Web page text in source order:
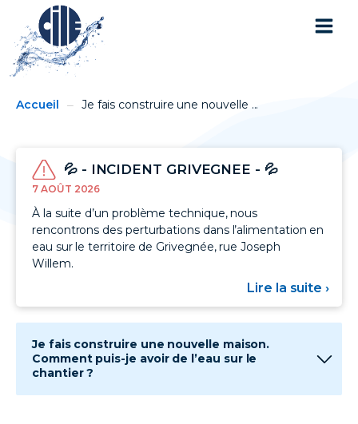
Breadcrumbs
You
Accueil Je fais construire une nouvelle ...
💦 - INCIDENT GRIVEGNEE - 💦
7 AOÛT 2026
À la suite d’un problème technique, nous
rencontrons des perturbations dans l’alimentation en
eau sur le territoire de Grivegnée, rue Joseph
Willem.
Lire la suite ›
-
-
Je fais construire une nouvelle maison.
Comment puis-je avoir de l’eau sur le
chantier ?